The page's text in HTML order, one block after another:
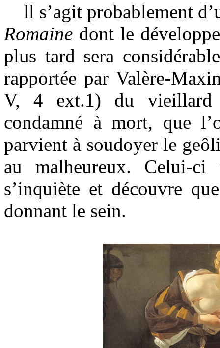
ll s’agit probablement
Romaine dont le
plus tard sera
rapportée par Valère-
V, 4 ext.1) du vieillard
condamné à mort, que
parvient à soudoyer le
au malheureux. Celui-ci
s’inquiète et découvre
donnant le sein.